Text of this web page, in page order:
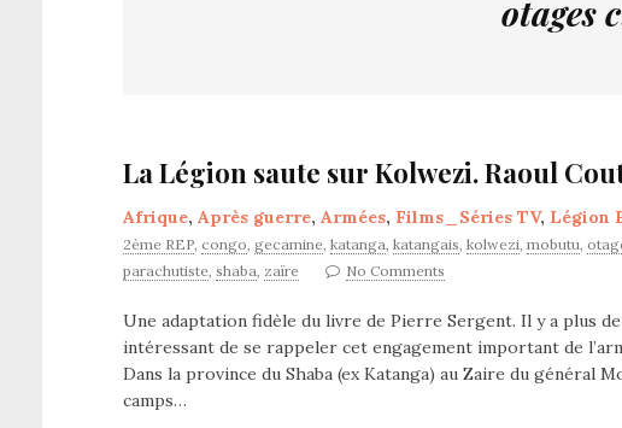
otages
La Légion saute sur Kolwezi. Raoul
Afrique, Après guerre, Armées, Films_Séries TV, Légion
2ème REP, congo, gecamine, katanga, katangais, kolwezi, mobutu,
parachutiste, shaba, zaïre No Comments
Une adaptation fidèle du livre de Pierre Sergent. Il y a plus
intéressant de se rappeler cet engagement important de
Dans la province du Shaba (ex Katanga) au Zaire du général
camps…